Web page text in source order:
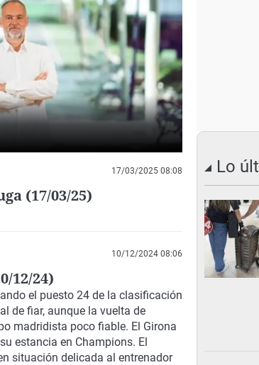
17/03/2025 08:08
(17/03/25)
10/12/2024 08:06
12/24)
el puesto 24 de la clasificación
de fiar, aunque la vuelta de
madridista poco fiable. El Girona
estancia en Champions. El
situación delicada al entrenador
Lo